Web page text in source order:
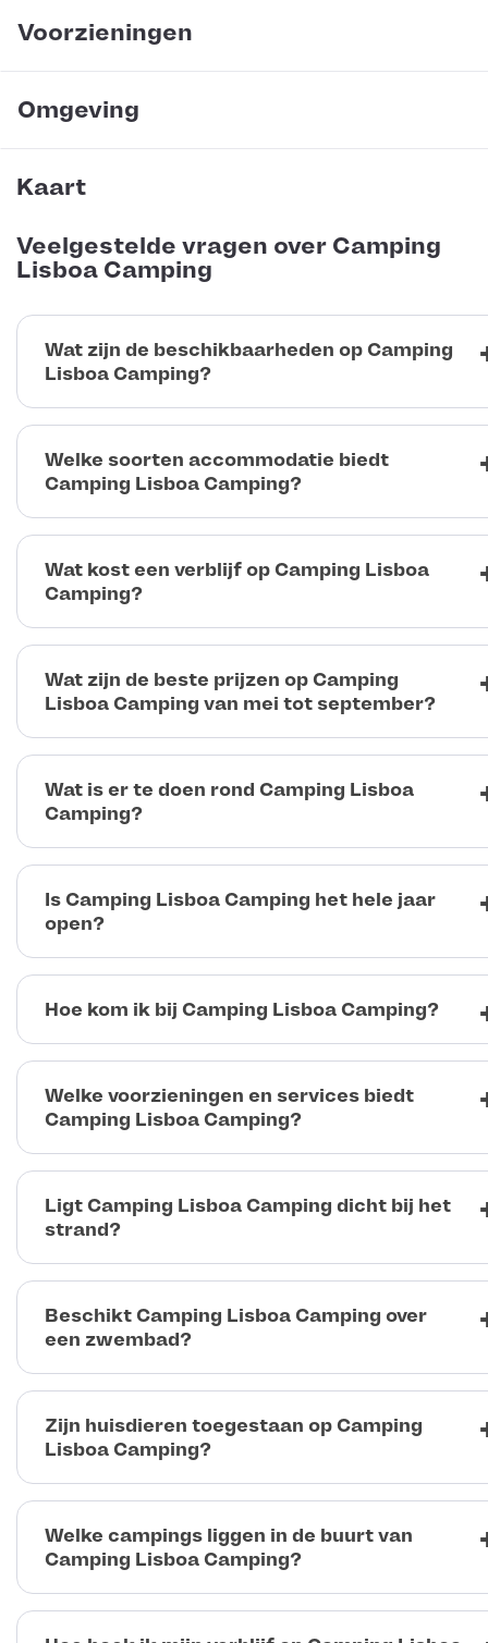
Voorzieningen
Omgeving
Kaart
Veelgestelde vragen over Camping
Lisboa Camping
Wat zijn de beschikbaarheden op Camping
Lisboa Camping?
Welke soorten accommodatie biedt
Camping Lisboa Camping?
Wat kost een verblijf op Camping Lisboa
Camping?
Wat zijn de beste prijzen op Camping
Lisboa Camping van mei tot september?
Wat is er te doen rond Camping Lisboa
Camping?
Is Camping Lisboa Camping het hele jaar
open?
Hoe kom ik bij Camping Lisboa Camping?
Welke voorzieningen en services biedt
Camping Lisboa Camping?
Ligt Camping Lisboa Camping dicht bij het
strand?
Beschikt Camping Lisboa Camping over
een zwembad?
Zijn huisdieren toegestaan op Camping
Lisboa Camping?
Welke campings liggen in de buurt van
Camping Lisboa Camping?